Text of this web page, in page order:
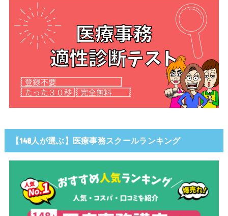
【148人が選ぶ】医療事務スクールランキング